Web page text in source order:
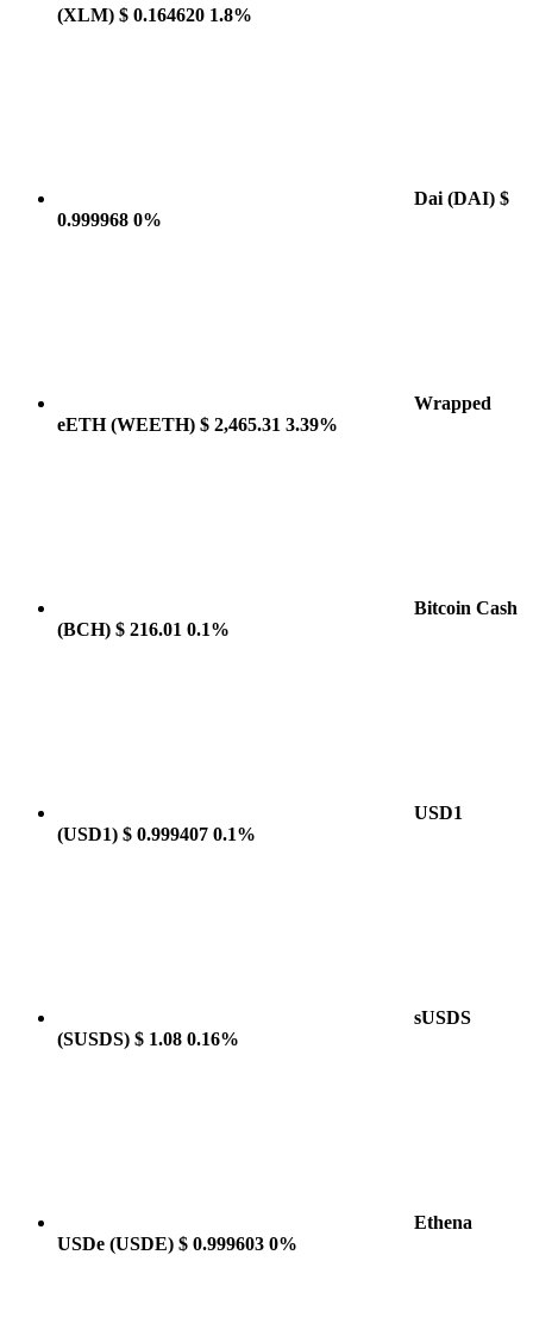
(XLM) $ 0.164620 1.8%
Dai (DAI) $
0.999968 0%
Wrapped
eETH(WEETH) $ 2,465.31 3.39%
Bitcoin Cash
(BCH) $ 216.01 0.1%
USD1
(USD1) $ 0.999407 0.1%
sUSDS
(SUSDS) $ 1.08 0.16%
Ethena
USDe (USDE) $ 0.999603 0%